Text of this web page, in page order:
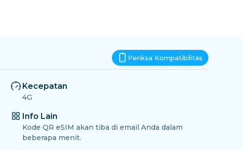
Periksa Kompatibilitas
Kecepatan
4G
Info Lain
Kode QR eSIM akan tiba di email Anda dalam
beberapa menit.